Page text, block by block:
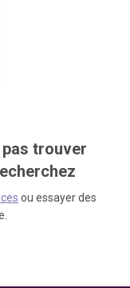
trouver
ou essayer des